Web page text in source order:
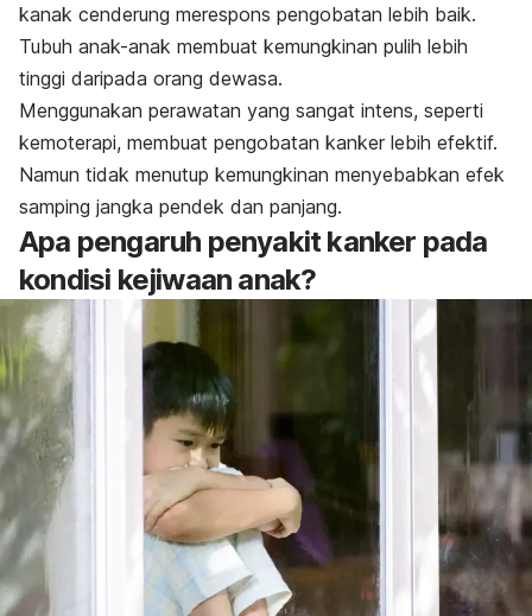
kanak cenderung merespons pengobatan lebih baik.
Tubuh anak-anak membuat kemungkinan pulih lebih
tinggi daripada orang dewasa.
Menggunakan perawatan yang sangat intens, seperti
kemoterapi, membuat pengobatan kanker lebih efektif.
Namun tidak menutup kemungkinan menyebabkan efek
samping jangka pendek dan panjang.
Apa pengaruh penyakit kanker pada
kondisi kejiwaan anak?